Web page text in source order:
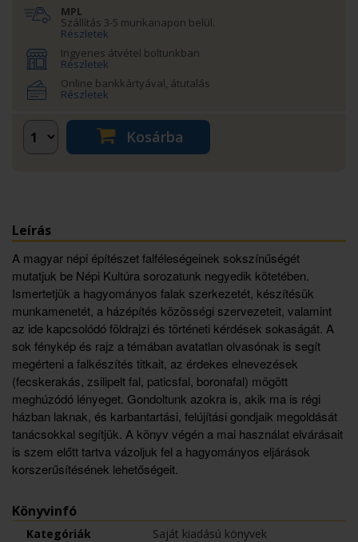
MPL
Szállítás 3-5 munkanapon belül.
Részletek
Ingyenes átvétel boltunkban
Részletek
Online bankkártyával, átutalás
Részletek
Kosárba
Leírás
A magyar népi építészet falféleségeinek sokszínűségét
mutatjuk be Népi Kultúra sorozatunk negyedik kötetében.
Ismertetjük a hagyományos falak szerkezetét, készítésük
munkamenetét, a házépítés közösségi szervezeteit, valamint
az ide kapcsolódó földrajzi és történeti kérdések sokaságát. A
sok fénykép és rajz a témában avatatlan olvasónak is segít
megérteni a falkészítés titkait, az érdekes elnevezések
(fecskerakás, zsilipelt fal, paticsfal, boronafal) mögött
meghúzódó lényeget. Gondoltunk azokra is, akik ma is régi
házban laknak, és karbantartási, felújítási gondjaik megoldását
tanácsokkal segítjük. A könyv végén a mai használat elvárásait
is szem előtt tartva vázoljuk fel a hagyományos eljárások
korszerűsítésének lehetőségeit.
Könyvinfó
Kategóriák
Saját kiadású könyvek